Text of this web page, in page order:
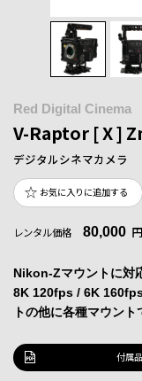
Red Digital Cinema
V-Raptor [ X ]
デジタルシネマカメラ
お気に入りに追加する
レンタル価格 80,000
Nikon-Zマウントに対
8K 120fps / 6K
トの他に各種マウント
付属品